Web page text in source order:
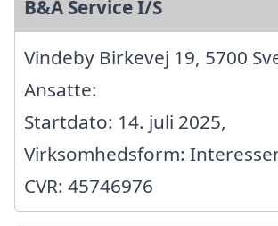
B&A Service I/S
Vindeby Birkevej 19, 5700
Ansatte:
Startdato: 14. juli 2025,
Virksomhedsform:
CVR: 45746976